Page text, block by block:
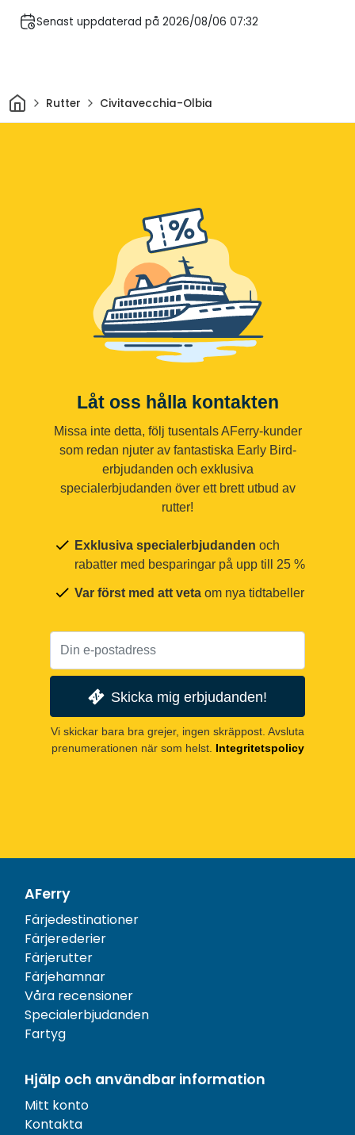
Senast uppdaterad på 2026/08/06 07:32
HemRutter Civitavecchia-Olbia
Låt oss hålla kontakten
Missa inte detta, följ tusentals AFerry-kunder
som redan njuter av fantastiska Early Bird-
erbjudanden och exklusiva
specialerbjudanden över ett brett utbud av
rutter!
Exklusiva specialerbjudanden och
rabatter med besparingar på upp till 25 %
Var först med att veta om nya tidtabeller
Skicka mig erbjudanden!
Vi skickar bara bra grejer, ingen skräppost. Avsluta
prenumerationen när som helst. Integritetspolicy
AFerry
Färjedestinationer
Färjerederier
Färjerutter
Färjehamnar
Våra recensioner
Specialerbjudanden
Fartyg
Hjälp och användbar information
Mitt konto
Kontakta